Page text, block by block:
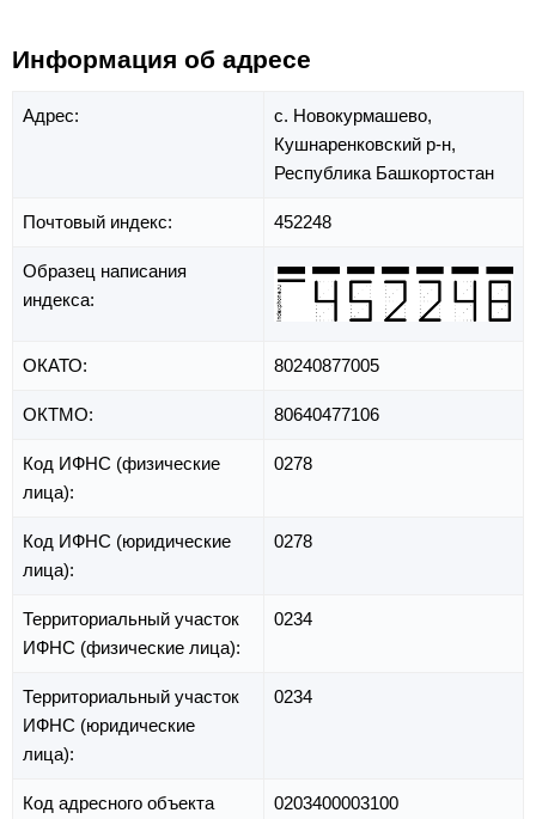
Информация об адресе
Адрес:
с. Новокурмашево,
Кушнаренковский р-н,
Республика Башкортостан
Почтовый индекс: 452248
Образец написания
индекса:
ОКАТО: 80240877005
ОКТМО: 80640477106
Код ИФНС (физические
лица):
0278
Код ИФНС (юридические
лица):
0278
Территориальный участок
ИФНС (физические лица):
0234
Территориальный участок
ИФНС (юридические
лица):
0234
Код адресного объекта
0203400003100